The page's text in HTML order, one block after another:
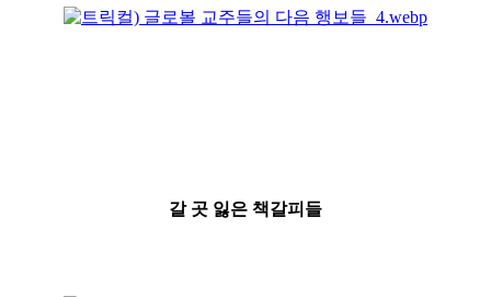
갈 곳 잃은 책갈피들